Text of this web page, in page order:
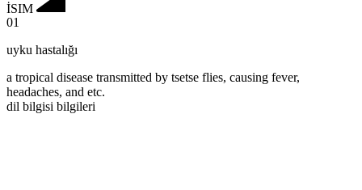
İSIM
01
uyku hastalığı
a tropical disease transmitted by tsetse flies, causing fever,
headaches, and etc.
dil bilgisi bilgileri